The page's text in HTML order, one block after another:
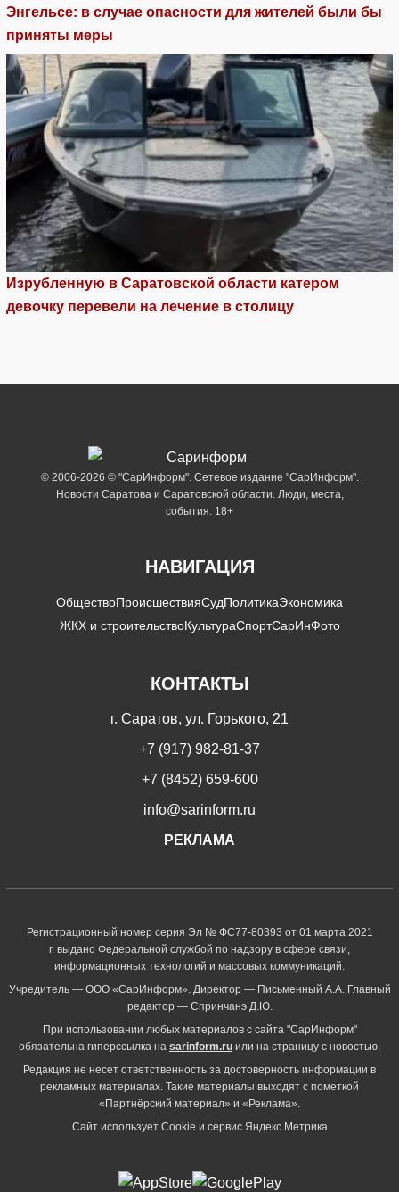
Энгельсе: в случае опасности для жителей были бы
приняты меры
Изрубленную в Саратовской области катером
девочку перевели на лечение в столицу
© 2006-2026 © "СарИнформ". Сетевое издание "СарИнформ".
Новости Саратова и Саратовской области. Люди, места,
события. 18+
НАВИГАЦИЯ
ОбществоПроисшествияСудПолитикаЭкономика
ЖКХ и строительствоКультураСпортСарИнФото
КОНТАКТЫ
г. Саратов, ул. Горького, 21
+7 (917) 982-81-37
+7 (8452) 659-600
info@sarinform.ru
РЕКЛАМА
Регистрационный номер серия Эл № ФС77-80393 от 01 марта 2021
г. выдано Федеральной службой по надзору в сфере связи,
информационных технологий и массовых коммуникаций.
Учредитель — ООО «СарИнформ». Директор — Письменный А.А. Главный
редактор — Спринчанэ Д.Ю.
При использовании любых материалов с сайта "СарИнформ"
обязательна гиперссылка на sarinform.ru или на страницу с новостью.
Редакция не несет ответственность за достоверность информации в
рекламных материалах. Такие материалы выходят с пометкой
«Партнёрский материал» и «Реклама».
Сайт использует Cookie и сервиc Яндекс.Метрика